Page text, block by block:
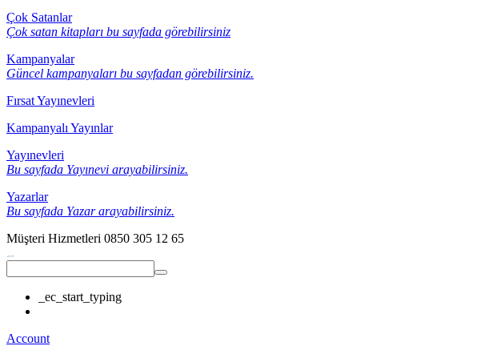
Çok Satanlar
Çok satan kitapları bu sayfada görebilirsiniz
Kampanyalar
Güncel kampanyaları bu sayfadan görebilirsiniz.
Fırsat Yayınevleri
Kampanyalı Yayınlar
Yayınevleri
Bu sayfada Yayınevi arayabilirsiniz.
Yazarlar
Bu sayfada Yazar arayabilirsiniz.
Müşteri Hizmetleri 0850 305 12 65
_ec_start_typing
Account